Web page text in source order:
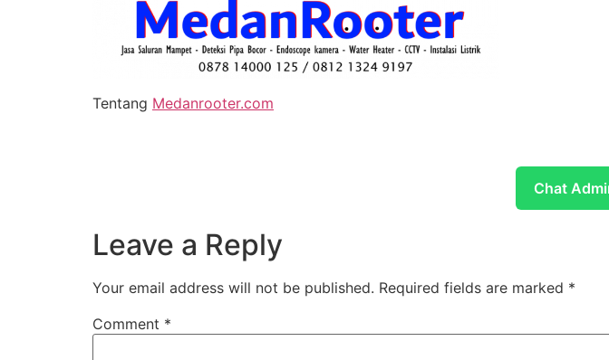
Tentang Medanrooter.com
Chat
Leave a Reply
Your email address will not be published. Required fields are marked *
Comment *